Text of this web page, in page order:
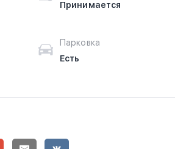
Принимается
Парковка
Есть